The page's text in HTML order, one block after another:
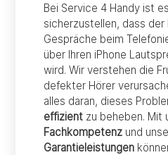
Bei Service 4 Handy ist
sicherzustellen, dass der
Gespräche beim
über Ihren iPhone
wird. Wir verstehen die
defekter Hörer
alles daran, dieses
effizient zu beheben. Mit
Fachkompetenz und
Garantieleistungen